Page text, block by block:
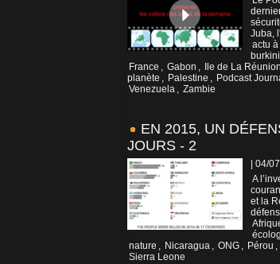
Juba,
actu
burkini
France , Gabon , Ile de La Réunion
planète , Palestine , Podcast
Venezuela , Zambie
EN 2015, UN
JOURS - 2
| 04/
A
et la
nature , Nicaragua , ONG , Pérou ,
Sierra Leone